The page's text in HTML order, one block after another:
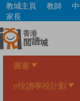
Skip
main
content
教城主頁 教師
家長
圖書
e悅讀學校計劃